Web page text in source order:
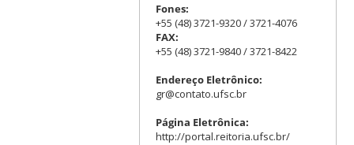
Fones:
+55 (48) 3721-9320 / 3721-4076
FAX:
+55 (48) 3721-9840 / 3721-8422
Endereço Eletrônico:
gr@contato.ufsc.br
Página Eletrônica:
http://portal.reitoria.ufsc.br/